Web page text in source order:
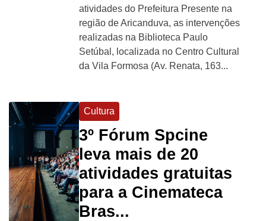
atividades do Prefeitura Presente na
região de Aricanduva, as intervenções
realizadas na Biblioteca Paulo
Setúbal, localizada no Centro Cultural
da Vila Formosa (Av. Renata, 163...
Cultura
3º Fórum Spcine
leva mais de 20
atividades gratuitas
para a Cinemateca
Bras...